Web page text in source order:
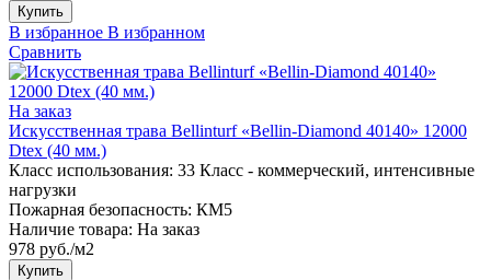
Купить
В избранное В избранном
Сравнить
На заказ
Искусственная трава Bellinturf «Bellin-Diamond 40140» 12000
Dtex (40 мм.)
Класс использования: 33 Класс - коммерческий, интенсивные
нагрузки
Пожарная безопасность: КМ5
Наличие товара: На заказ
978 руб./м2
Купить